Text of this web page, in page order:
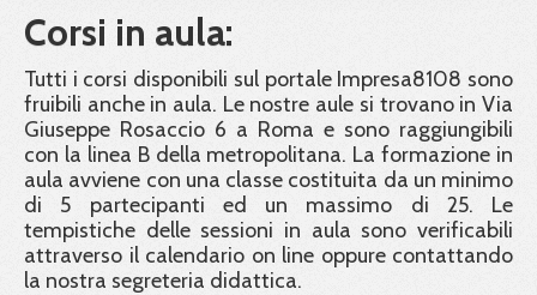
Corsi in aula:
Tutti i corsi disponibili sul portale Impresa8108 sono
fruibili anche in aula. Le nostre aule si trovano in Via
Giuseppe Rosaccio 6 a Roma e sono raggiungibili
con la linea B della metropolitana. La formazione in
aula avviene con una classe costituita da un minimo
di 5 partecipanti ed un massimo di 25. Le
tempistiche delle sessioni in aula sono verificabili
attraverso il calendario on line oppure contattando
la nostra segreteria didattica.